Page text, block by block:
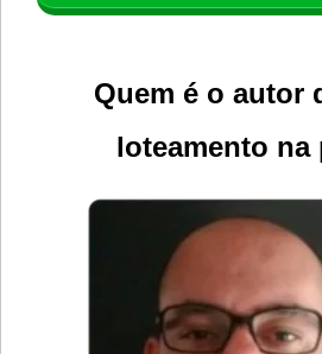
Quem é o autor
loteamento na